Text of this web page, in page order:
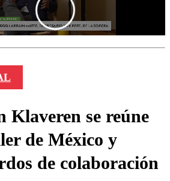
Klaveren se reúne
de México y
de colaboración